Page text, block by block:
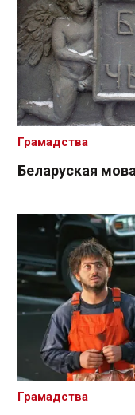
Беларуская
Грамадства
Грамадства